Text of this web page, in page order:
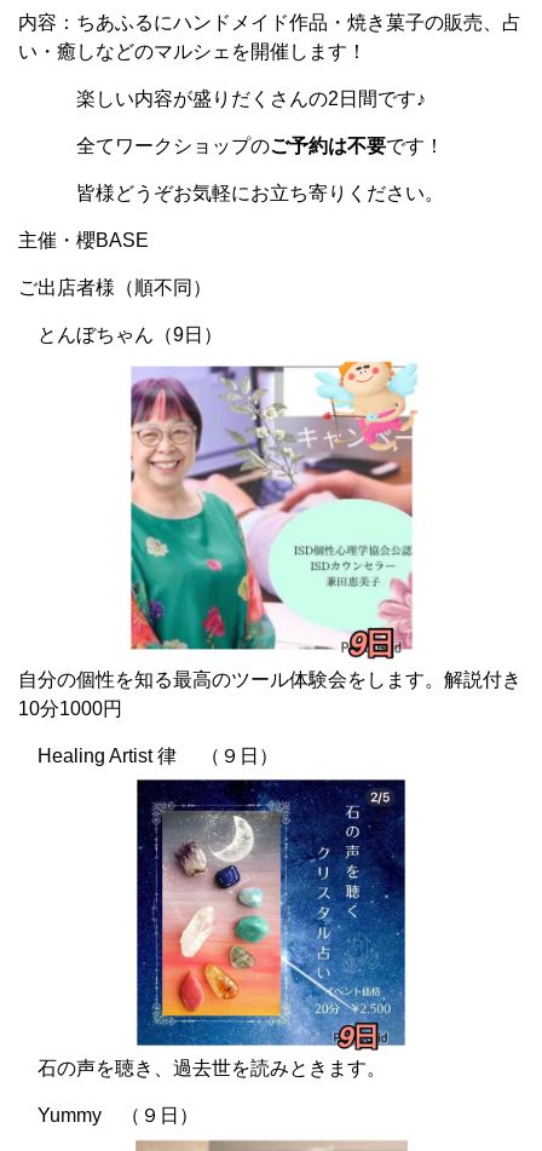
内容：ちあふるにハンドメイド作品・焼き菓子の販売、占
い・癒しなどのマルシェを開催します！
楽しい内容が盛りだくさんの2日間です♪
全てワークショップのご予約は不要です！
皆様どうぞお気軽にお立ち寄りください。
主催・櫻BASE
ご出店者様（順不同）
とんぼちゃん（9日）
自分の個性を知る最高のツール体験会をします。解説付き
10分1000円
Healing Artist 律 （９日）
石の声を聴き、過去世を読みときます。
Yummy （９日）